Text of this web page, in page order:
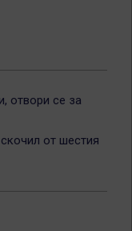
отвори се за
от шестия